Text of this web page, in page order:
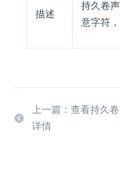
描述
持久卷
意字符
上一篇：查看持久
详情